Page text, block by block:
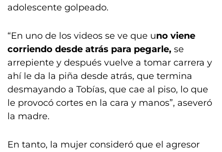
adolescente golpeado.
“En uno de los videos se ve que uno viene
corriendo desde atrás para pegarle, se
arrepiente y después vuelve a tomar carrera y
ahí le da la piña desde atrás, que termina
desmayando a Tobías, que cae al piso, lo que
le provocó cortes en la cara y manos”, aseveró
la madre.
En tanto, la mujer consideró que el agresor